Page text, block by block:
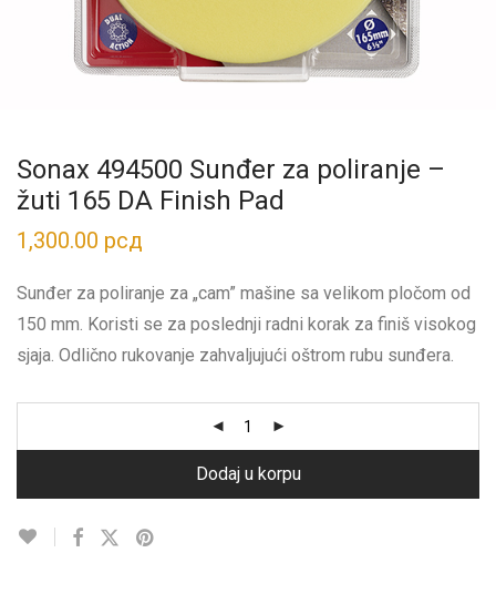
Sonax 494500 Sunđer za poliranje –
žuti 165 DA Finish Pad
1,300.00 рсд
Sunđer za poliranje za „cam” mašine sa velikom pločom od
150 mm. Koristi se za poslednji radni korak za finiš visokog
sjaja. Odlično rukovanje zahvaljujući oštrom rubu sunđera.
Dodaj u korpu